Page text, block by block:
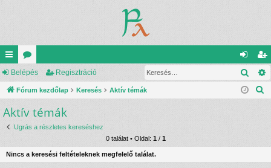
yo
rs
lin
ke
k
ór
u
m
ok
el
ép
eg
is
ió
Belépés Regisztráció
Fórum kezdőlap Keresés Aktív témák
Aktív témák
Ugrás a részletes kereséshez
0 találat • Oldal: 1 / 1
Nincs a keresési feltételeknek megfelelő találat.